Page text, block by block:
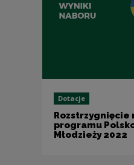
Dotacje
Rozstrzygnięcie
programu
Młodzieży 2022